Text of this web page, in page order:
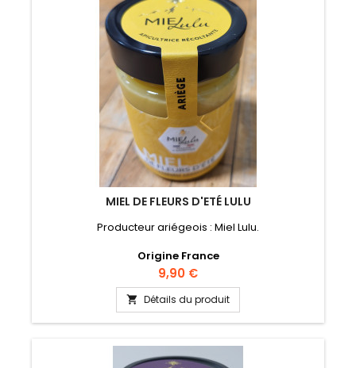
MIEL DE FLEURS D'ETÉ LULU
Producteur ariégeois : Miel Lulu.
Origine France
Prix
9,90 €
 Détails du produit